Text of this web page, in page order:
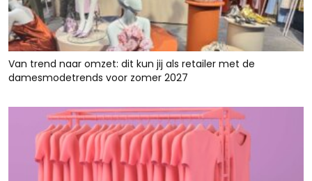
Van trend naar omzet: dit kun jij als retailer met de
damesmodetrends voor zomer 2027